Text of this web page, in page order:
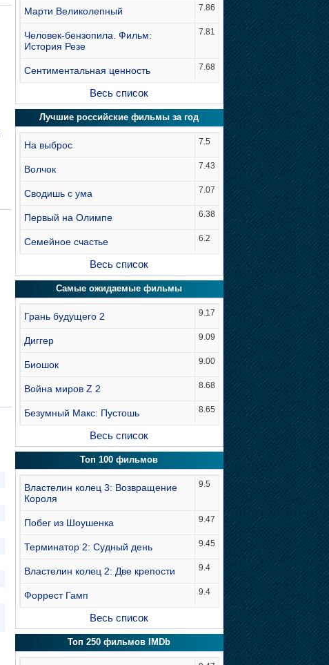
Марти Великолепный 7.86
Человек-бензопила. Фильм:
История Резе
7.81
Сентиментальная ценность 7.68
Весь список
Лучшие российские фильмы за год
На выброс 7.5
Волчок 7.43
Сводишь с ума 7.07
Первый на Олимпе 6.38
Семейное счастье 6.2
Весь список
Самые ожидаемые фильмы
Грань будущего 2 9.17
Диггер 9.09
Биошок 9.00
Война миров Z 2 8.68
Безумный Макс: Пустошь 8.65
Весь список
Топ 100 фильмов
Властелин колец 3: Возвращение
Короля
9.5
Побег из Шоушенка 9.47
Терминатор 2: Судный день 9.45
Властелин колец 2: Две крепости 9.4
Форрест Гамп 9.4
Весь список
Топ 250 фильмов IMDb